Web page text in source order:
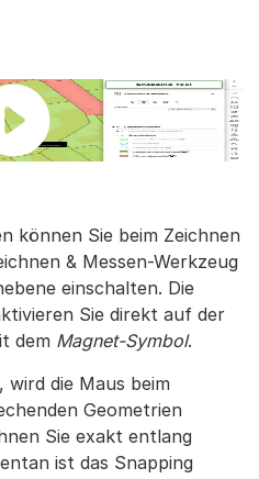
können Sie beim Zeichnen
& Messen-Werkzeug
einschalten. Die
Sie direkt auf der
dem Magnet-Symbol.
die Maus beim
Geometrien
Sie exakt entlang
ist das Snapping